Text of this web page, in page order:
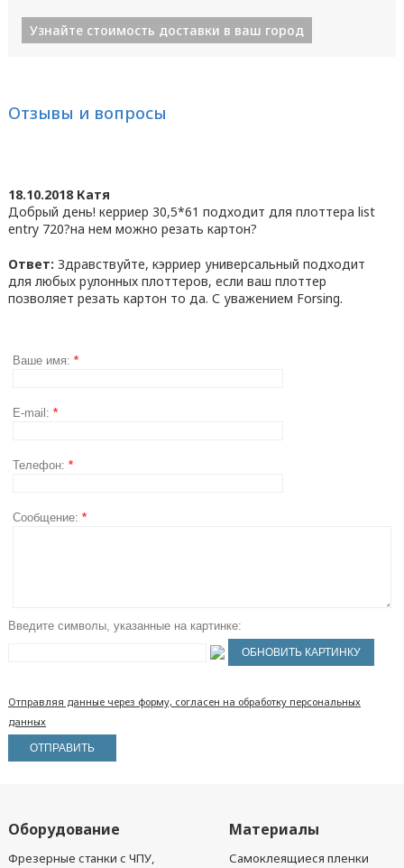
Узнайте стоимость доставки в ваш город
Отзывы и вопросы
18.10.2018 Катя
Добрый день! керриер 30,5*61 подходит для плоттера list
entry 720?на нем можно резать картон?
Ответ: Здравствуйте, кэрриер универсальный подходит
для любых рулонных плоттеров, если ваш плоттер
позволяет резать картон то да. С уважением Forsing.
Ваше имя: *
E-mail: *
Телефон: *
Сообщение: *
Введите символы, указанные на картинке:
Отправляя данные через форму, согласен на обработку персональных
данных
Оборудование
Фрезерные станки с ЧПУ,
Материалы
Самоклеящиеся пленки